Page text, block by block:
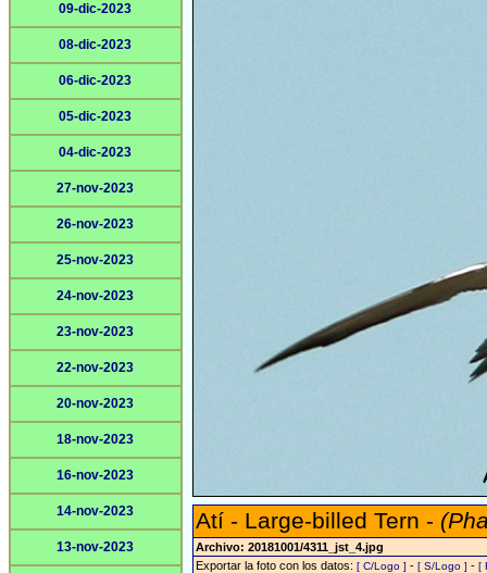
09-dic-2023
08-dic-2023
06-dic-2023
05-dic-2023
04-dic-2023
27-nov-2023
26-nov-2023
25-nov-2023
24-nov-2023
23-nov-2023
22-nov-2023
20-nov-2023
18-nov-2023
16-nov-2023
14-nov-2023
13-nov-2023
Atí - Large-billed Tern -
Archivo: 20181001/4311_jst_4.jpg
Exportar la foto con los datos: [ C/Logo ] - [ S/Logo ] - [